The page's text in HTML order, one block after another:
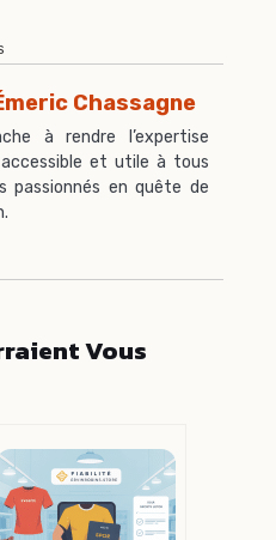
Chassagne
à rendre l’expertise
et utile à tous
passionnés en quête de
Vous